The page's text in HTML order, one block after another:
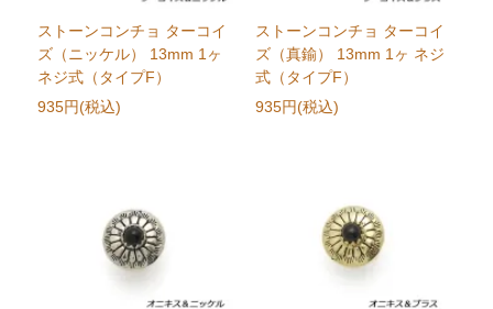
ストーンコンチョ ターコイ
ズ（ニッケル） 13mm 1ヶ
ネジ式（タイプF）
935円(税込)
ストーンコンチョ ターコイ
ズ（真鍮） 13mm 1ヶ ネジ
式（タイプF）
935円(税込)